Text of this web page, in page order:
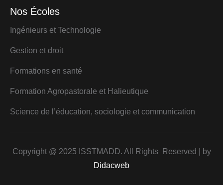
Nos Écoles
Ingénieurs et Technologie
Gestion et droit
Formations en santé
Formation Agropastorale et Halieutique
Science de l’éducation, sociologie et communication
Copyright @ 2025 ISSTMADD. All Rights Reserved | by
Didacweb